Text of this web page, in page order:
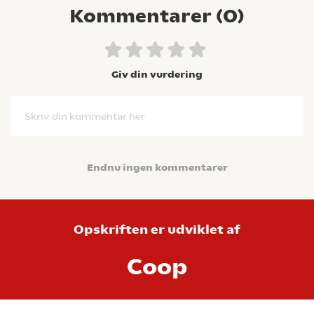
Kommentarer (0)
Giv din vurdering
Skriv din kommentar her
Endnu ingen kommentarer
Opskriften er udviklet af
Coop